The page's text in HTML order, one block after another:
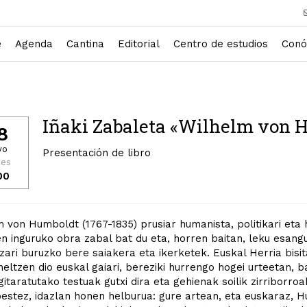
Agenda Cantina Editorial Centro de estudios
Iñaki Zabaleta «Wilhelm von
Presentación de libro
von Humboldt (1767-1835) prusiar humanista, politikari
inguruko obra zabal bat du eta, horren baitan, leku
buruzko bere saiakera eta ikerketek. Euskal Herria
dio euskal gaiari, bereziki hurrengo hogei urteetan,
testuak gutxi dira eta gehienak soilik
idazlan honen helburua: gure artean, eta euskaraz,